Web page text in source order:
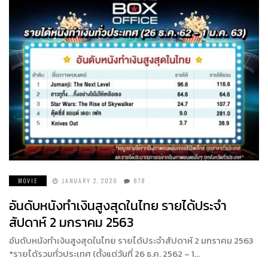
MOVIE JANUARY 2, 2020 878
อันดับหนังทำเงินสูงสุดในไทย รายได้ประจำ
สัปดาห์ 2 มกราคม 2563
อันดับหนังทำเงินสูงสุดในไทย รายได้ประจำสัปดาห์ 2 มกราคม 2563
*รายได้รวมทั่วประเทศ (ตั้งแต่วันที่ 26 ธ.ค. 2562 – 1…